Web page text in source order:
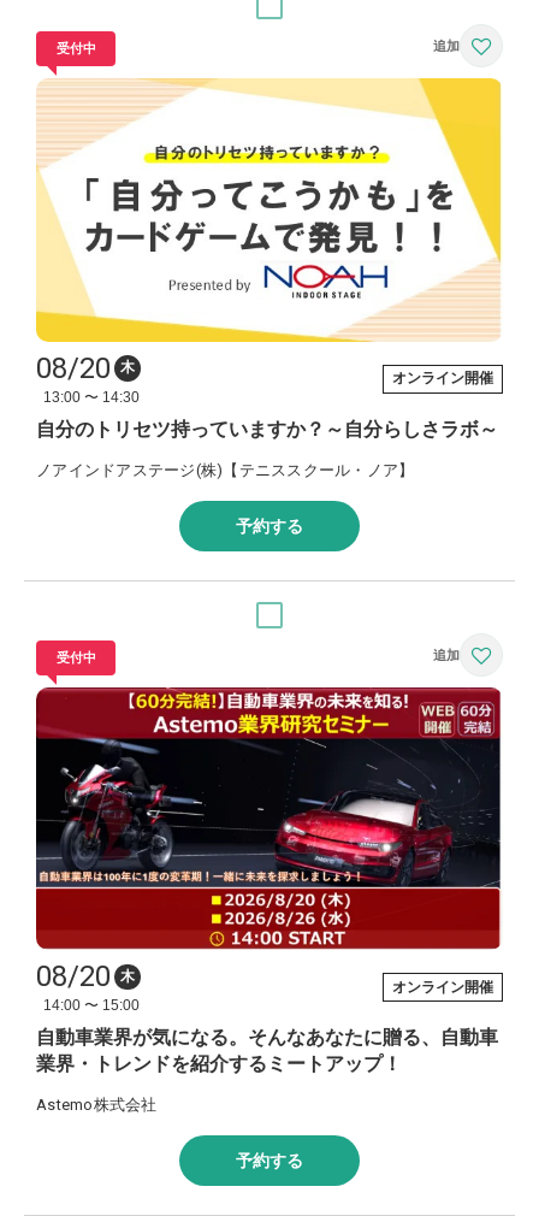
受付中
08/20
木
13:00 〜 14:30
オンライン開催
自分のトリセツ持っていますか？～自分らしさラボ～
ノアインドアステージ(株)【テニススクール・ノア】
予約する
受付中
08/20
木
14:00 〜 15:00
オンライン開催
自動車業界が気になる。そんなあなたに贈る、自動車
業界・トレンドを紹介するミートアップ！
Astemo株式会社
予約する